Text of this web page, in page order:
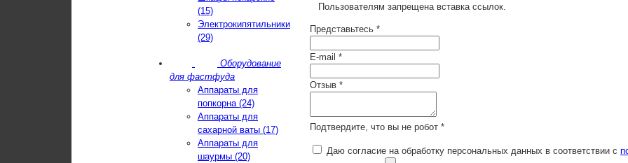
Пользователям запрещена вставка ссылок.
Представьтесь *
E-mail *
Отзыв *
Подтвердите, что вы не робот *
Даю согласие на обработку персональных данных в соответствии с
(15)
Электрокипятильники
(29)
Оборудование
для фастфуда
Аппараты для
попкорна (24)
Аппараты для
сахарной ваты (17)
Аппараты для
шаурмы (20)